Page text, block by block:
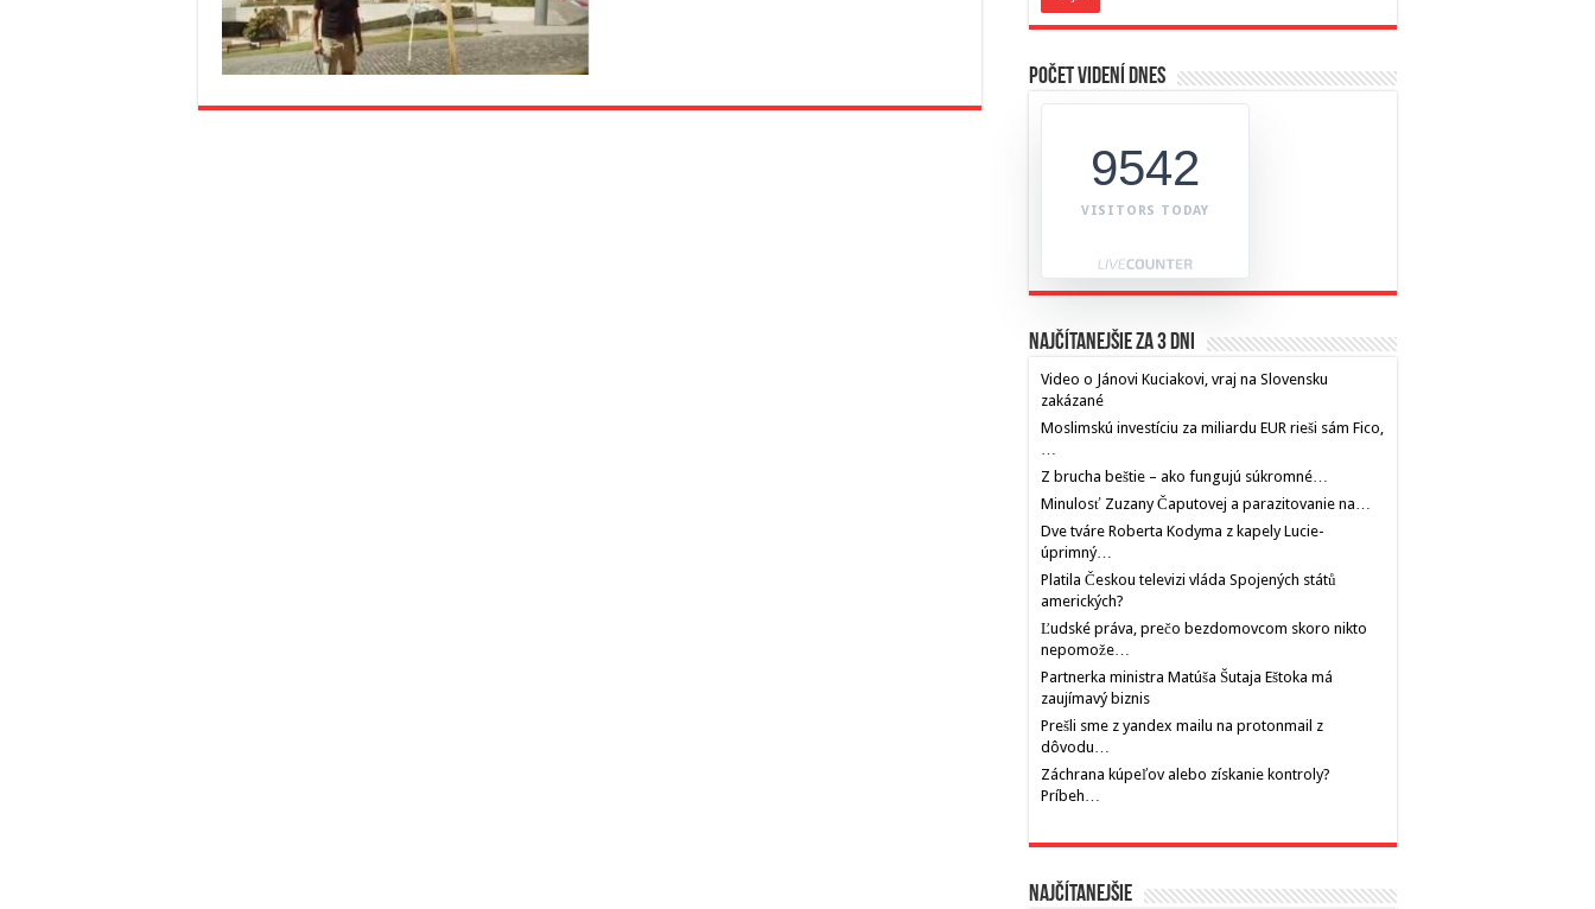
Počet videní dnes
9542
VISITORS TODAY
Najčítanejšie za 3 dni
Video o Jánovi Kuciakovi, vraj na Slovensku
zakázané
Moslimskú investíciu za miliardu EUR rieši sám Fico,
…
Z brucha beštie – ako fungujú súkromné…
Minulosť Zuzany Čaputovej a parazitovanie na…
Dve tváre Roberta Kodyma z kapely Lucie-
úprimný…
Platila Českou televizi vláda Spojených států
amerických?
Ľudské práva, prečo bezdomovcom skoro nikto
nepomože…
Partnerka ministra Matúša Šutaja Eštoka má
zaujímavý biznis
Prešli sme z yandex mailu na protonmail z
dôvodu…
Záchrana kúpeľov alebo získanie kontroly?
Príbeh…
Najčítanejšie